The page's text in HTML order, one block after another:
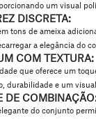
um visual
DISCRETA:
tons de ameixa
a elegância do
COM TEXTURA:
que oferece um
durabilidade e um
DE
do conjunto